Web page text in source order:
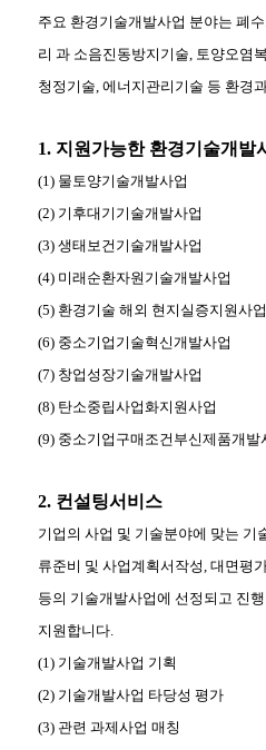
주요 환경기술개발사업 분야는 폐
리 과 소음진동방지기술, 토양오염
청정기술, 에너지관리기술 등 환경
1. 지원가능한 환경기술개발
(1) 물토양기술개발사업
(2) 기후대기기술개발사업
(3) 생태보건기술개발사업
(4) 미래순환자원기술개발사업
(5) 환경기술 해외 현지실증지원사업
(6) 중소기업기술혁신개발사업
(7) 창업성장기술개발사업
(8) 탄소중립사업화지원사업
(9) 중소기업구매조건부신제품개발
2. 컨설팅서비스
기업의 사업 및 기술분야에 맞는 기
류준비 및 사업계획서작성, 대면평
등의 기술개발사업에 선정되고 진
지원합니다.
(1) 기술개발사업 기획
(2) 기술개발사업 타당성 평가
(3) 관련 과제사업 매칭